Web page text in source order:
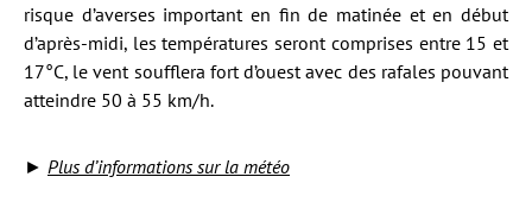
risque d’averses important en fin de matinée et en début
d’après-midi, les températures seront comprises entre 15 et
17°C, le vent soufflera fort d’ouest avec des rafales pouvant
atteindre 50 à 55 km/h.
► Plus d’informations sur la météo